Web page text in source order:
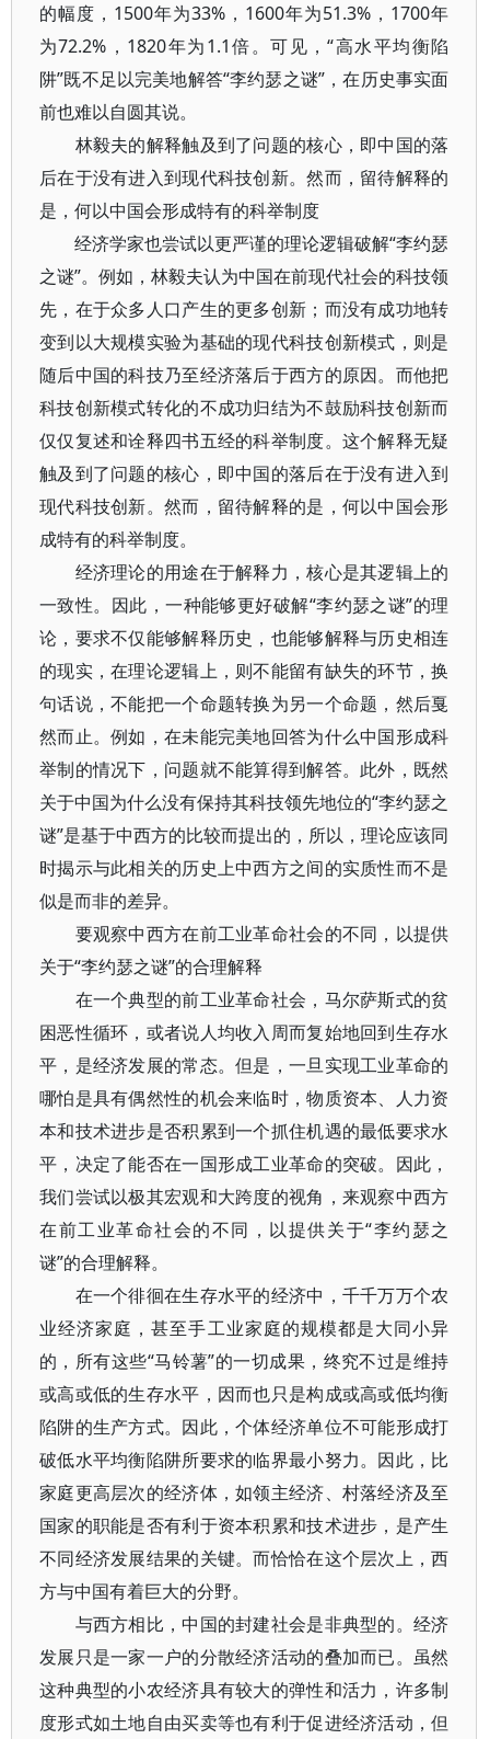
的幅度，1500年为33%，1600年为51.3%，1700年
为72.2%，1820年为1.1倍。可见，“高水平均衡陷
阱”既不足以完美地解答“李约瑟之谜”，在历史事实面
前也难以自圆其说。
林毅夫的解释触及到了问题的核心，即中国的落
后在于没有进入到现代科技创新。然而，留待解释的
是，何以中国会形成特有的科举制度
经济学家也尝试以更严谨的理论逻辑破解“李约瑟
之谜”。例如，林毅夫认为中国在前现代社会的科技领
先，在于众多人口产生的更多创新；而没有成功地转
变到以大规模实验为基础的现代科技创新模式，则是
随后中国的科技乃至经济落后于西方的原因。而他把
科技创新模式转化的不成功归结为不鼓励科技创新而
仅仅复述和诠释四书五经的科举制度。这个解释无疑
触及到了问题的核心，即中国的落后在于没有进入到
现代科技创新。然而，留待解释的是，何以中国会形
成特有的科举制度。
经济理论的用途在于解释力，核心是其逻辑上的
一致性。因此，一种能够更好破解“李约瑟之谜”的理
论，要求不仅能够解释历史，也能够解释与历史相连
的现实，在理论逻辑上，则不能留有缺失的环节，换
句话说，不能把一个命题转换为另一个命题，然后戛
然而止。例如，在未能完美地回答为什么中国形成科
举制的情况下，问题就不能算得到解答。此外，既然
关于中国为什么没有保持其科技领先地位的“李约瑟之
谜”是基于中西方的比较而提出的，所以，理论应该同
时揭示与此相关的历史上中西方之间的实质性而不是
似是而非的差异。
要观察中西方在前工业革命社会的不同，以提供
关于“李约瑟之谜”的合理解释
在一个典型的前工业革命社会，马尔萨斯式的贫
困恶性循环，或者说人均收入周而复始地回到生存水
平，是经济发展的常态。但是，一旦实现工业革命的
哪怕是具有偶然性的机会来临时，物质资本、人力资
本和技术进步是否积累到一个抓住机遇的最低要求水
平，决定了能否在一国形成工业革命的突破。因此，
我们尝试以极其宏观和大跨度的视角，来观察中西方
在前工业革命社会的不同，以提供关于“李约瑟之
谜”的合理解释。
在一个徘徊在生存水平的经济中，千千万万个农
业经济家庭，甚至手工业家庭的规模都是大同小异
的，所有这些“马铃薯”的一切成果，终究不过是维持
或高或低的生存水平，因而也只是构成或高或低均衡
陷阱的生产方式。因此，个体经济单位不可能形成打
破低水平均衡陷阱所要求的临界最小努力。因此，比
家庭更高层次的经济体，如领主经济、村落经济及至
国家的职能是否有利于资本积累和技术进步，是产生
不同经济发展结果的关键。而恰恰在这个层次上，西
方与中国有着巨大的分野。
与西方相比，中国的封建社会是非典型的。经济
发展只是一家一户的分散经济活动的叠加而已。虽然
这种典型的小农经济具有较大的弹性和活力，许多制
度形式如土地自由买卖等也有利于促进经济活动，但